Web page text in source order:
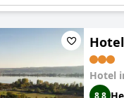
Hotel
8,8